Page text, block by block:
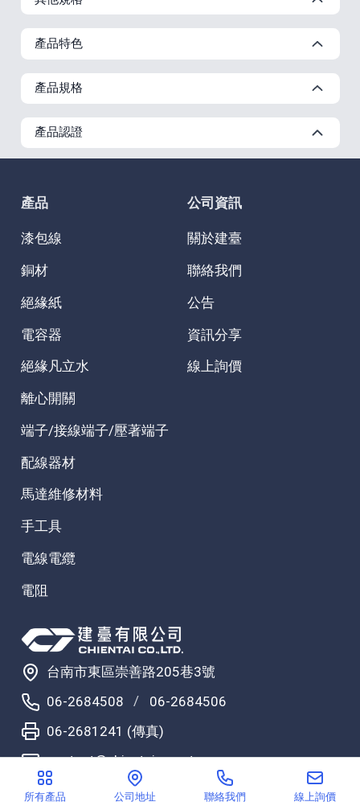
產品特色
產品規格
產品認證
產品
漆包線
銅材
絕緣紙
電容器
絕緣凡立水
離心開關
端子/接線端子/壓著端子
配線器材
馬達維修材料
手工具
電線電纜
電阻
公司資訊
關於建臺
聯絡我們
公告
資訊分享
線上詢價
台南市東區崇善路205巷3號
06-2684508
/
06-2684506
06-2681241 (傳真)
contact@chientai.com.tw
所有產品 公司地址 聯絡我們 線上詢價